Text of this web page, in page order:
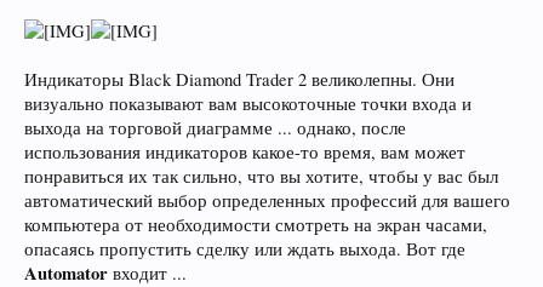
Индикаторы Black Diamond Trader 2 великолепны. Они
визуально показывают вам высокоточные точки входа и
выхода на торговой диаграмме ... однако, после
использования индикаторов какое-то время, вам может
понравиться их так сильно, что вы хотите, чтобы у вас был
автоматический выбор определенных профессий для вашего
компьютера от необходимости смотреть на экран часами,
опасаясь пропустить сделку или ждать выхода. Вот где
Automator входит ...